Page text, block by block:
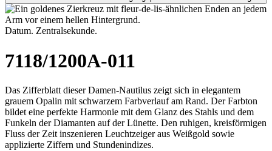
Datum. Zentralsekunde.
7118/1200A-011
Das Zifferblatt dieser Damen-Nautilus zeigt sich in elegantem
grauem Opalin mit schwarzem Farbverlauf am Rand. Der Farbton
bildet eine perfekte Harmonie mit dem Glanz des Stahls und dem
Funkeln der Diamanten auf der Lünette. Den ruhigen, kreisförmigen
Fluss der Zeit inszenieren Leuchtzeiger aus Weißgold sowie
applizierte Ziffern und Stundenindizes.